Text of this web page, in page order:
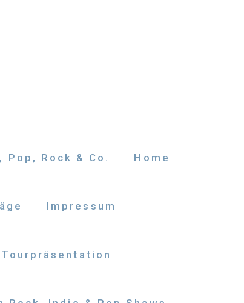
Pop, Rock & Co. Home
Impressum
Tourpräsentation